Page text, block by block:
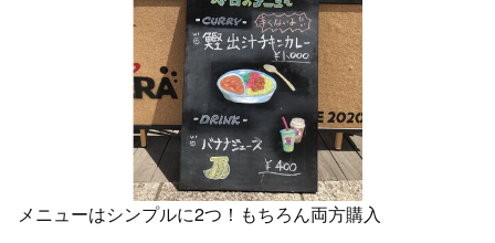
メニューはシンプルに2つ！もちろん両方購入